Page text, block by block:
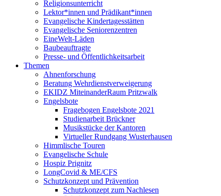
Religionsunterricht
Lektor*innen und Prädikant*innen
Evangelische Kindertagesstätten
Evangelische Seniorenzentren
EineWelt-Läden
Baubeauftragte
Presse- und Öffentlichkeitsarbeit
Themen
Ahnenforschung
Beratung Wehrdienstverweigerung
EKIDZ MiteinanderRaum Pritzwalk
Engelsbote
Fragebogen Engelsbote 2021
Studienarbeit Brückner
Musikstücke der Kantoren
Virtueller Rundgang Wusterhausen
Himmlische Touren
Evangelische Schule
Hospiz Prignitz
LongCovid & ME/CFS
Schutzkonzept und Prävention
Schutzkonzept zum Nachlesen